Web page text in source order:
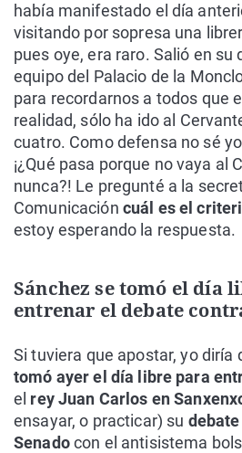
había manifestado el día
visitando por sopresa una
pues oye, era raro. Salió en su
equipo del Palacio de la
para recordarnos a todos que
realidad, sólo ha ido al
cuatro. Como defensa no sé
¡¿Qué pasa porque no vaya al
nunca?! Le pregunté a la
Comunicación cuál es el
estoy esperando la respuesta.
Sánchez se tomó el día
entrenar el debate
Si tuviera que apostar, yo diría
tomó ayer el día libre para
el rey Juan Carlos en
ensayar, o practicar) su
Senadocon el antisistema